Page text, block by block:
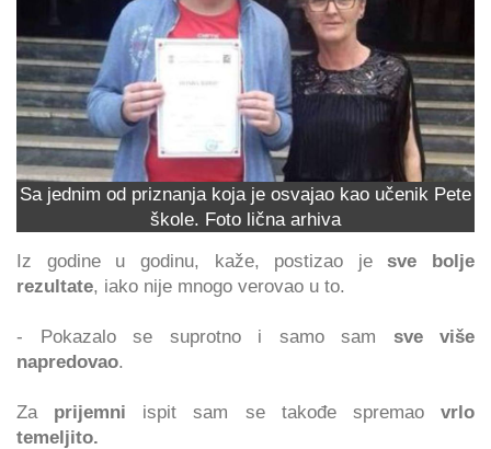
Sa jednim od priznanja koja je osvajao kao učenik Pete
škole. Foto lična arhiva
Iz godine u godinu, kaže, postizao jesve bolje
rezultate, iako nije mnogo verovao u to.
- Pokazalo se suprotno i samo sam sve više
napredovao.
Za prijemni ispit sam se takođe spremaovrlo
temeljito.